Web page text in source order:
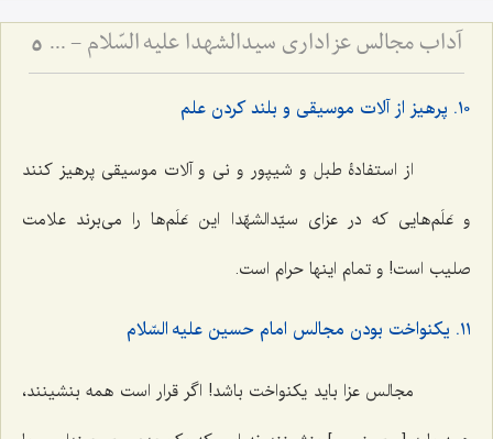
آداب مجالس عزاداری سیدالشهدا علیه السّلام - و دستورات بزرگان راجع به ماه‌های محرم و صفر 5
١٠. پرهیز از آلات موسیقی و بلند کردن علم
از استفادۀ طبل و شیپور و نی و آلات موسیقی پرهیز کنند
و عَلَم‌هایی که در عزای سیّدالشهّدا این عَلَم‌ها را می‌برند علامت
صلیب است! و تمام اینها حرام است.
١١. یکنواخت بودن مجالس امام حسین علیه السّلام
مجالس عزا باید یکنواخت باشد! اگر قرار است همه بنشینند،